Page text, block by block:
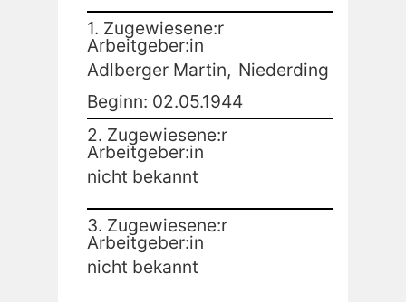
1. Zugewiesene:r
Arbeitgeber:in
Adlberger Martin, Niederding
Beginn: 02.05.1944
2. Zugewiesene:r
Arbeitgeber:in
nicht bekannt
3. Zugewiesene:r
Arbeitgeber:in
nicht bekannt